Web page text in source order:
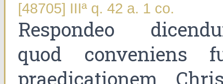
[48705] IIIª q. 42 a. 1 co.
Respondeo
quod conveniens
praedicationem